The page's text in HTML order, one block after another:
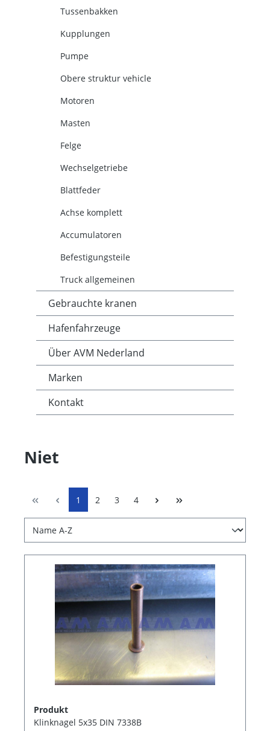
Tussenbakken
Kupplungen
Pumpe
Obere struktur vehicle
Motoren
Masten
Felge
Wechselgetriebe
Blattfeder
Achse komplett
Accumulatoren
Befestigungsteile
Truck allgemeinen
Gebrauchte kranen
Hafenfahrzeuge
Über AVM Nederland
Marken
Kontakt
Niet
1 2 3 4
Produkt
Klinknagel 5x35 DIN 7338B